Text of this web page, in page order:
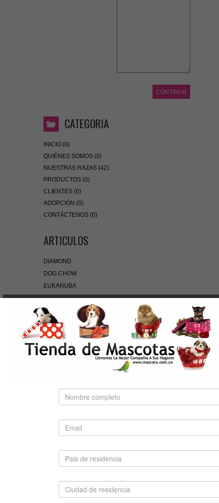
CONTINUE
CATEGORIA
INICIO (0)
QUIÉNES SOMOS (0)
NUESTRAS RAZAS (42)
PRODUCTOS (0)
CLIENTES (0)
ADOPCIÓN (0)
CONTÁCTENOS (0)
ARTICULOS
DIAMOND
DOG CHOW
EUKANUBA
HILLS
NUTRA NUGGETS
OF THE WILD
PEDIGREE
PRO PLAN
BÚSQUEDA RÁPIDA
SUGERIDO